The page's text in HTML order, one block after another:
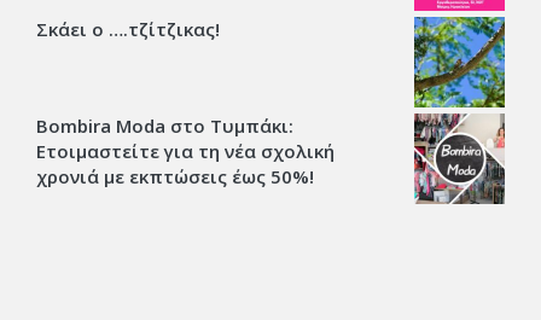
Σκάει ο ….τζίτζικας!
Bombira Moda στο Τυμπάκι:
Ετοιμαστείτε για τη νέα σχολική
χρονιά με εκπτώσεις έως 50%!